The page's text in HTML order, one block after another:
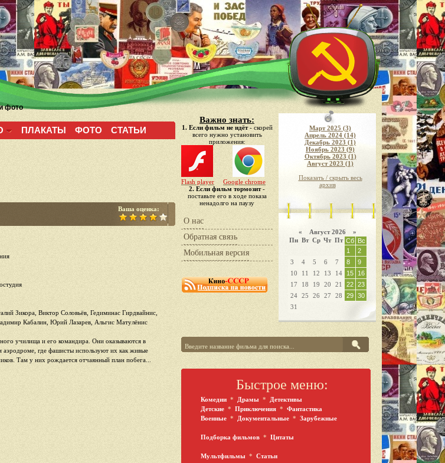
фото
ПЛАКАТЫ ФОТО СТАТЬИ
Ваша оценка:
Зикора, Виктор Соловьёв, Гедиминас Гирдвайнис,
Кабалин, Юрий Лазарев, Альгис Матулёнис
училища и его командира. Они оказываются в
аэродроме, где фашисты используют их как живые
Там у них рождается отчаянный план побега...
Важно знать:
1. Если фильм не идёт- скорей
всего нужно установить
приложения:
Flash player
Google chrome
2. Если фильм тормозит-
поставьте его в ходе показа
ненадолго на паузу
О нас
Обратная связь
Мобильная версия
Март 2025 (3)
Апрель 2024 (14)
Декабрь 2023 (1)
Ноябрь 2023 (9)
Октябрь 2023 (1)
Август 2023 (1)
Показать / скрыть весь
архив
« Август 2026 »
Пн Вт Ср Чт Пт Сб Вс
1
2
3
4 5 6 7 8
9
10
11 12 13 14 15
16
17
18 19 20 21 22 23
24 25 26 27 28 29 30
31
Быстрое меню:
Комедии * Драмы *
Детективы
Детские * Приключения * Фантастика
Военные * Документальные * Зарубежные
Подборка фильмов * Цитаты
Мультфильмы * Статьи